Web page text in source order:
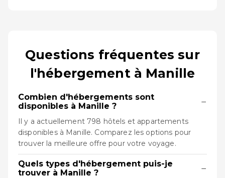
Questions fréquentes sur
l'hébergement à Manille
Combien d'hébergements sont
disponibles à Manille ?
−
Il y a actuellement 798 hôtels et appartements
disponibles à Manille. Comparez les options pour
trouver la meilleure offre pour votre voyage.
Quels types d'hébergement puis-je
trouver à Manille ?
−